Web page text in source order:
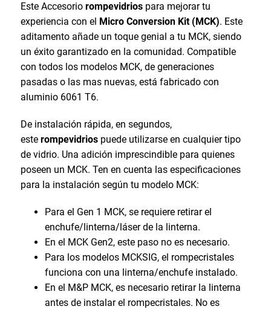
Este Accesoriorompevidrios para mejorar tu
experiencia con el Micro Conversion Kit (MCK). Este
aditamento añade un toque genial a tu MCK, siendo
un éxito garantizado en la comunidad. Compatible
con todos los modelos MCK, de generaciones
pasadas o las mas nuevas, está fabricado con
aluminio 6061 T6.
De instalación rápida, en segundos,
esterompevidrios puede utilizarse en cualquier tipo
de vidrio. Una adición imprescindible para quienes
poseen un MCK. Ten en cuenta las especificaciones
para la instalación según tu modelo MCK:
Para el Gen 1 MCK, se requiere retirar el
enchufe/linterna/láser de la linterna.
En el MCK Gen2, este paso no es necesario.
Para los modelos MCKSIG, el rompecristales
funciona con una linterna/enchufe instalado.
En el M&P MCK, es necesario retirar la linterna
antes de instalar el rompecristales. No es